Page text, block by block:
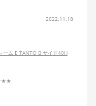
2022.11.18
ーム E TANTO B サイド40H